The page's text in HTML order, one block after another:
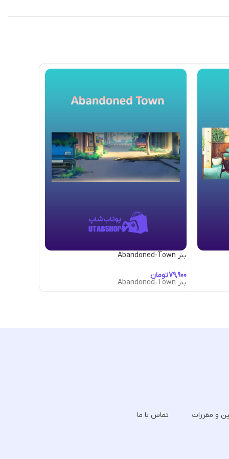
بنر Abandoned-Town
تومان
بنر Abandoned-Town
و مقررات تماس با ما